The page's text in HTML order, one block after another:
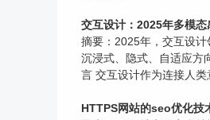
交互设计：2025年多模
摘要：2025年，交互设计
沉浸式、隐式、自适应方
言 交互设计作为连接人
HTTPS网站的seo优化技